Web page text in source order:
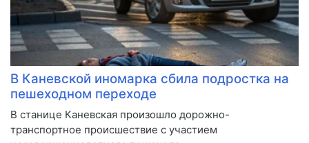
В Каневской иномарка сбила подростка на
пешеходном переходе
В станице Каневская произошло дорожно-
транспортное происшествие с участием